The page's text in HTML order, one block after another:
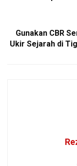
Gunakan CBR
Ukir Sejarah di